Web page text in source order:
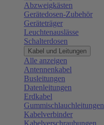
Abzweigkästen
Gerätedosen-Zubehör
Geräteträger
Leuchtenauslässe
Schalterdosen
Kabel und Leitungen
Alle anzeigen
Antennenkabel
Busleitungen
Datenleitungen
Erdkabel
Gummischlauchleitungen
Kabelverbinder